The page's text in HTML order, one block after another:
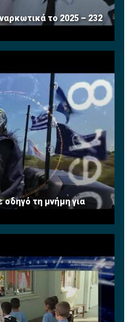
το 2025 – 232
τη μνήμη για